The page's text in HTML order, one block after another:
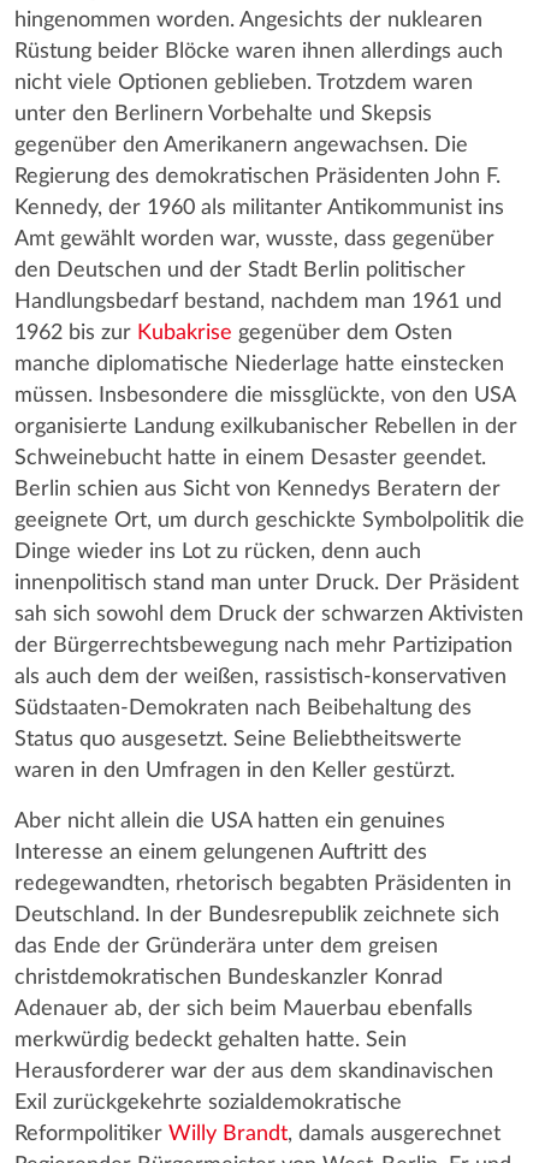
hingenommen worden. Angesichts der nuklearen
Rüstung beider Blöcke waren ihnen allerdings auch
nicht viele Optionen geblieben. Trotzdem waren
unter den Berlinern Vorbehalte und Skepsis
gegenüber den Amerikanern angewachsen. Die
Regierung des demokratischen Präsidenten John F.
Kennedy, der 1960 als militanter Antikommunist ins
Amt gewählt worden war, wusste, dass gegenüber
den Deutschen und der Stadt Berlin politischer
Handlungsbedarf bestand, nachdem man 1961 und
1962 bis zur Kubakrise gegenüber dem Osten
manche diplomatische Niederlage hatte einstecken
müssen. Insbesondere die missglückte, von den USA
organisierte Landung exilkubanischer Rebellen in der
Schweinebucht hatte in einem Desaster geendet.
Berlin schien aus Sicht von Kennedys Beratern der
geeignete Ort, um durch geschickte Symbolpolitik die
Dinge wieder ins Lot zu rücken, denn auch
innenpolitisch stand man unter Druck. Der Präsident
sah sich sowohl dem Druck der schwarzen Aktivisten
der Bürgerrechtsbewegung nach mehr Partizipation
als auch dem der weißen, rassistisch-konservativen
Südstaaten-Demokraten nach Beibehaltung des
Status quo ausgesetzt. Seine Beliebtheitswerte
waren in den Umfragen in den Keller gestürzt.
Aber nicht allein die USA hatten ein genuines
Interesse an einem gelungenen Auftritt des
redegewandten, rhetorisch begabten Präsidenten in
Deutschland. In der Bundesrepublik zeichnete sich
das Ende der Gründerära unter dem greisen
christdemokratischen Bundeskanzler Konrad
Adenauer ab, der sich beim Mauerbau ebenfalls
merkwürdig bedeckt gehalten hatte. Sein
Herausforderer war der aus dem skandinavischen
Exil zurückgekehrte sozialdemokratische
Reformpolitiker Willy Brandt, damals ausgerechnet